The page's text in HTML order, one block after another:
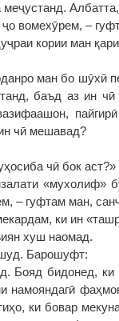
меҷустанд.
вомехӯрем, –
кории ман
ман бо шӯхӣ
баъд аз ин
чӣ мешавад?
чӣ бок
«мухолиф»
– гуфтам ман,
ки ин
хуш наомад.
Барошуфт:
Бояд бидонед,
намояндагӣ
ки бовар